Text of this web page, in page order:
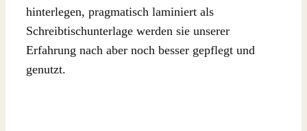
hinterlegen, pragmatisch laminiert als
Schreibtischunterlage werden sie unserer
Erfahrung nach aber noch besser gepflegt und
genutzt.